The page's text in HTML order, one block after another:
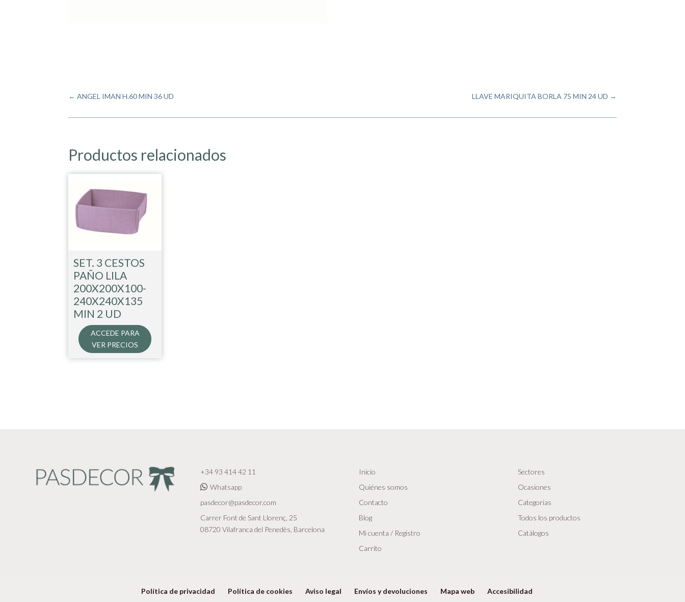
←ANGEL IMAN H.60 MIN 36 UD LLAVE MARIQUITA BORLA 75 MIN 24 UD →
Productos relacionados
SET. 3 CESTOS
PAÑO LILA
200X200X100-
240X240X135
MIN 2 UD
ACCEDE PARA
VER PRECIOS
+34 93 414 42 11
Whatsapp
pasdecor@pasdecor.com
Carrer Font de Sant Llorenç, 25
08720 Vilafranca del Penedès, Barcelona
Inicio
Quiénes somos
Contacto
Blog
Mi cuenta / Registro
Carrito
Sectores
Ocasiones
Categorias
Todos los productos
Catálogos
Política de privacidad Política de cookies Aviso legal Envíos y devoluciones Mapa web Accesibilidad